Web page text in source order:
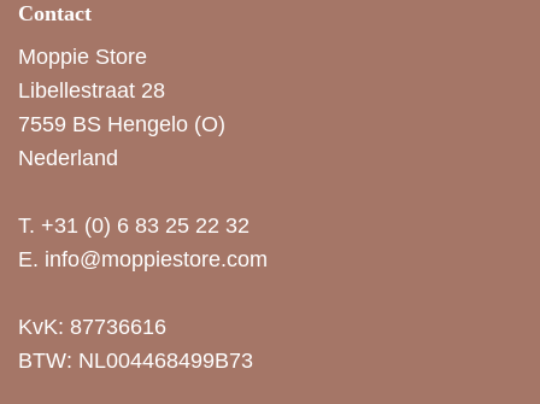
Contact
Moppie Store
Libellestraat 28
7559 BS Hengelo (O)
Nederland
T. +31 (0) 6 83 25 22 32
E. info@moppiestore.com
KvK: 87736616
BTW: NL004468499B73